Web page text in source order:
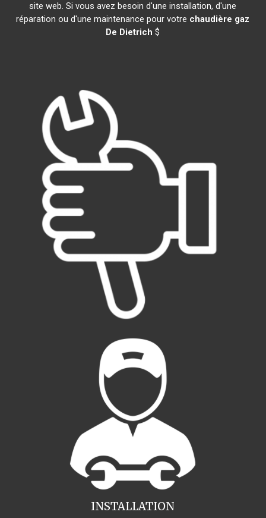
site web. Si vous avez besoin d'une installation, d'une
réparation ou d'une maintenance pour votre chaudière gaz
De Dietrich $
INSTALLATION